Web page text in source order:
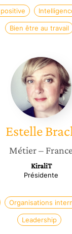
Bien être au travail
Estelle
Brack
Estelle
Métier– France
KiraliT
Présidente
Organisations
Leadership